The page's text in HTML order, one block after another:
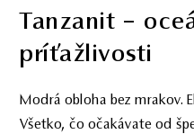
Morganit –
drahokam lásky
Nasaďte si ružové okuliare
cestu, ktorou vás prevedie